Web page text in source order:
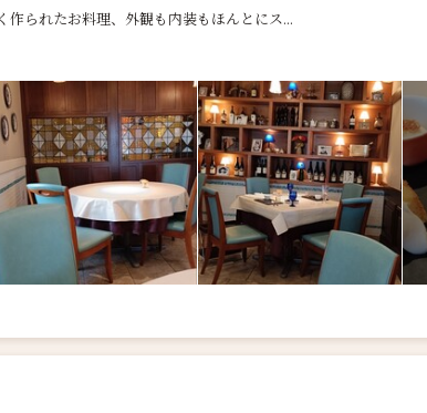
作られたお料理、外観も内装もほんとにス...